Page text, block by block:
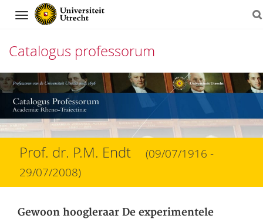
Navigation
Catalogus professorum
Direct
naar
het
inhoud
Prof. dr. P.M. Endt
(09/07/1916 -
29/07/2008)
Gewoon hoogleraar De experimentele